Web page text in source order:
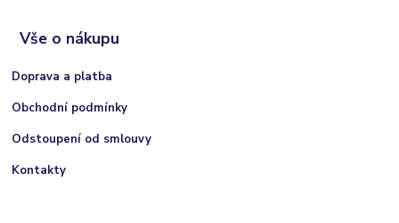
Vše o nákupu
Doprava a platba
Obchodní podmínky
Odstoupení od smlouvy
Kontakty